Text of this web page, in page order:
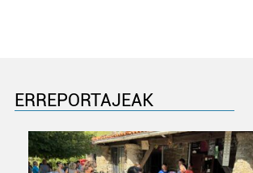
ERREPORTAJEAK